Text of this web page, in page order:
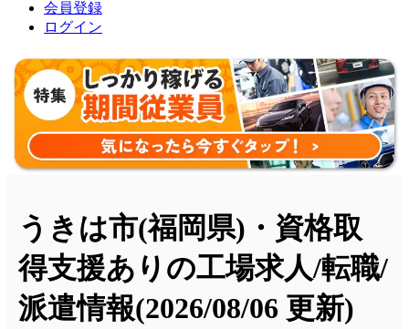
会員登録
ログイン
うきは市(福岡県)・資格取
得支援ありの工場求人/転職/
派遣情報(2026/08/06 更新)